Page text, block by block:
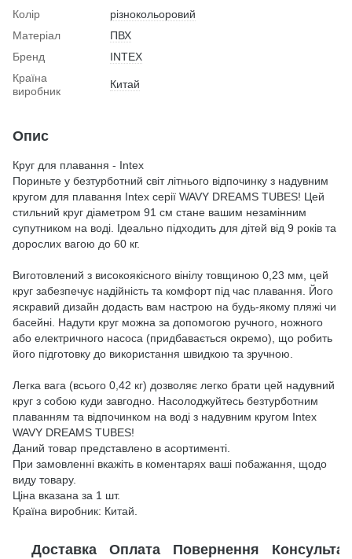
Колір
різнокольоровий
Матеріал
ПВХ
Бренд
INTEX
Країна
виробник
Китай
Опис
Круг для плавання - Intex
Пориньте у безтурботний світ літнього відпочинку з надувним
кругом для плавання Intex серії WAVY DREAMS TUBES! Цей
стильний круг діаметром 91 см стане вашим незамінним
супутником на воді. Ідеально підходить для дітей від 9 років та
дорослих вагою до 60 кг.
Виготовлений з високоякісного вінілу товщиною 0,23 мм, цей
круг забезпечує надійність та комфорт під час плавання. Його
яскравий дизайн додасть вам настрою на будь-якому пляжі чи
басейні. Надути круг можна за допомогою ручного, ножного
або електричного насоса (придбавається окремо), що робить
його підготовку до використання швидкою та зручною.
Легка вага (всього 0,42 кг) дозволяє легко брати цей надувний
круг з собою куди завгодно. Насолоджуйтесь безтурботним
плаванням та відпочинком на воді з надувним кругом Intex
WAVY DREAMS TUBES!
Даний товар представлено в асортименті.
При замовленні вкажіть в коментарях ваші побажання, щодо
виду товару.
Ціна вказана за 1 шт.
Країна виробник: Китай.
Доставка Оплата Повернення